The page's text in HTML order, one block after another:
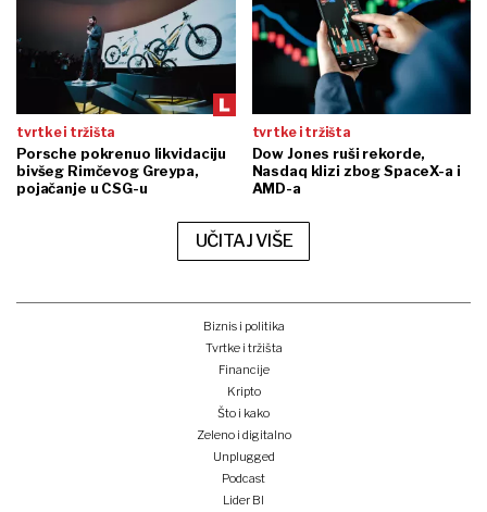
tvrtke i tržišta
Porsche pokrenuo likvidaciju
bivšeg Rimčevog Greypa,
pojačanje u CSG-u
tvrtke i tržišta
Dow Jones ruši rekorde,
Nasdaq klizi zbog SpaceX-a i
AMD-a
UČITAJ VIŠE
Biznis i politika
Tvrtke i tržišta
Financije
Kripto
Što i kako
Zeleno i digitalno
Unplugged
Podcast
Lider BI